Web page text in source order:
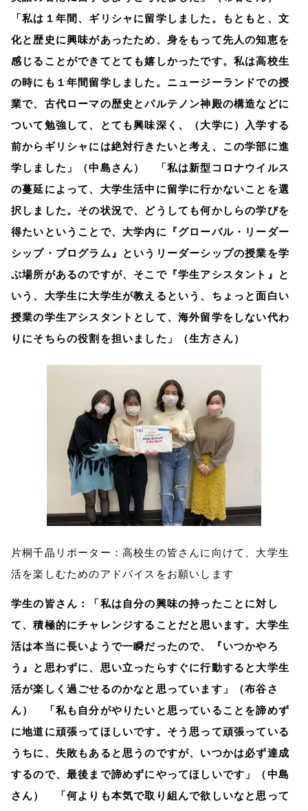
「私は１年間、ギリシャに留学しました。もともと、文
化と歴史に興味があったため、身をもって先人の知恵を
感じることができてとても嬉しかったです。私は高校生
の時にも１年間留学しました。ニュージーランドでの授
業で、古代ローマの歴史とパルテノン神殿の構造などに
ついて勉強して、とても興味深く、（大学に）入学する
前からギリシャには絶対行きたいと考え、この学部に進
学しました」（中島さん） 「私は新型コロナウイルス
の蔓延によって、大学生活中に留学に行かないことを選
択しました。その状況で、どうしても何かしらの学びを
得たいということで、大学内に『グローバル・リーダー
シップ・プログラム』というリーダーシップの授業を学
ぶ場所があるのですが、そこで『学生アシスタント』と
いう、大学生に大学生が教えるという、ちょっと面白い
授業の学生アシスタントとして、海外留学をしない代わ
りにそちらの役割を担いました」（生方さん）
片桐千晶リポーター：高校生の皆さんに向けて、大学生
活を楽しむためのアドバイスをお願いします
学生の皆さん：「私は自分の興味の持ったことに対し
て、積極的にチャレンジすることだと思います。大学生
活は本当に長いようで一瞬だったので、『いつかやろ
う』と思わずに、思い立ったらすぐに行動すると大学生
活が楽しく過ごせるのかなと思っています」（布谷さ
ん） 「私も自分がやりたいと思っていることを諦めず
に地道に頑張ってほしいです。そう思って頑張っている
うちに、失敗もあると思うのですが、いつかは必ず達成
するので、最後まで諦めずにやってほしいです」（中島
さん） 「何よりも本気で取り組んで欲しいなと思って